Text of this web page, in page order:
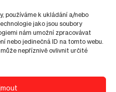
používáme k ukládání a/nebo
jako jsou soubory
nám umožní zpracovávat
nebo jedinečná ID na tomto webu.
nepříznivě ovlivnit určité